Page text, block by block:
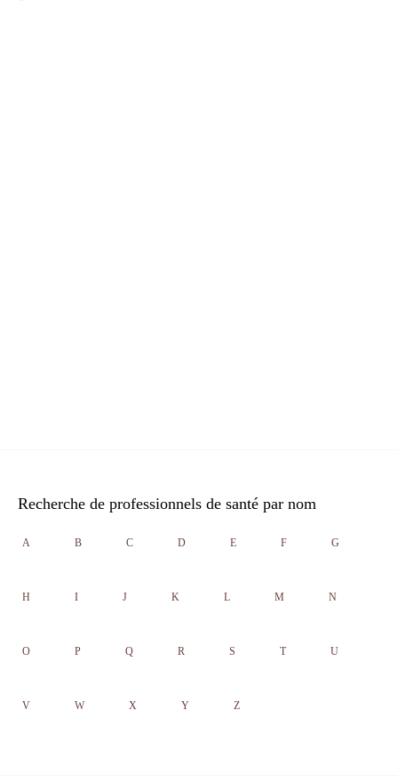
Recherche de professionnels de santé par nom
A B C D E F G
H I J K L M N
O P Q R S T U
V W X Y Z